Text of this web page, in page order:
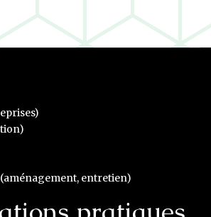
entretien)